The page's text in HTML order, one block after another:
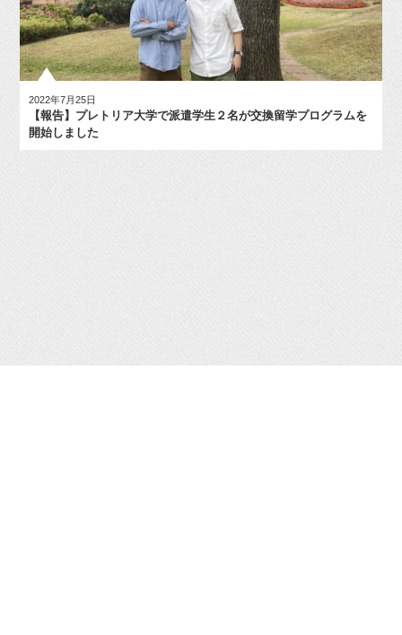
2022年7月25日
【報告】プレトリア大学で派遣学生２名が交換留学プログラムを
開始しました